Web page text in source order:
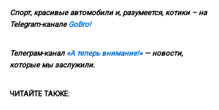
Спорт, красивые автомобили и, разумеется, котики – на
Telegram-канале GoBro!
Телеграм-канал «А теперь внимание!»— новости,
которые мы заслужили.
ЧИТАЙТЕ ТАКЖЕ: